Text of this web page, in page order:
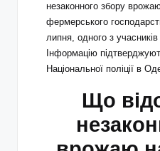
незаконного збору
фермерського
липня, одного з
Інформацію
Національної поліції в
Що